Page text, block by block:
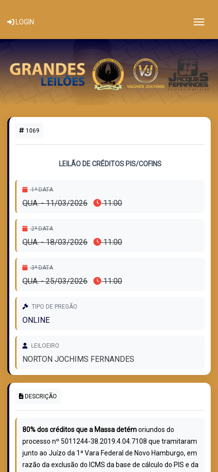
LOGIN
1069
LEILÃO DE CRÉDITOS PIS/COFINS
1ª DATA
QUA. - 11/03/2026 11:00
2ª DATA
QUA. - 18/03/2026 11:00
3ª DATA
QUA. - 25/03/2026 11:00
TIPO DE PREGÃO
ONLINE
LEILOEIRO
NORTON JOCHIMS FERNANDES
DESCRIÇÃO
80% dos créditos que a Massa detémoriundos do
processo nº 5011244-38.2019.4.04.7108 que tramitaram
junto ao Juízo da 1ª Vara Federal de Novo Hamburgo, em
razão da exclusão do ICMS da base de cálculo do PIS e da